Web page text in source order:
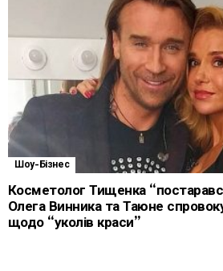
Шоу-Бізнес
Косметолог Тищенка
Олега Винника та Таюне
щодо “уколів краси”